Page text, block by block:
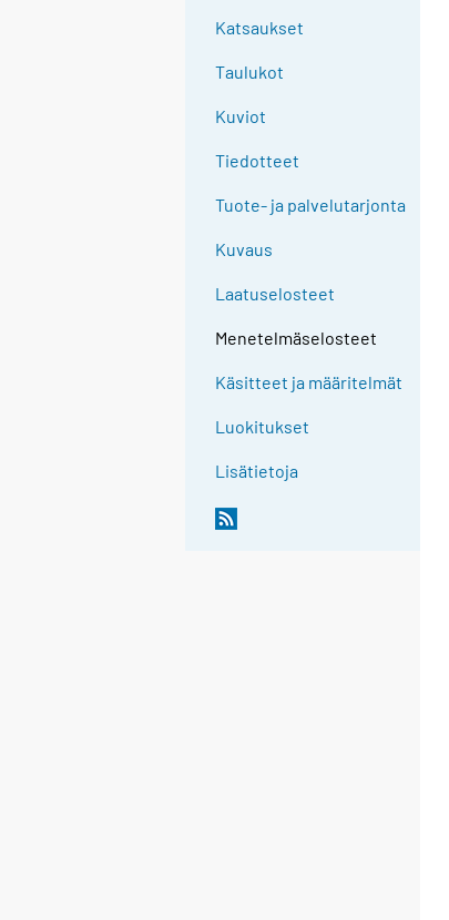
Katsaukset
Taulukot
Kuviot
Tiedotteet
Tuote- ja palvelutarjonta
Kuvaus
Laatuselosteet
Menetelmäselosteet
Käsitteet ja määritelmät
Luokitukset
Lisätietoja